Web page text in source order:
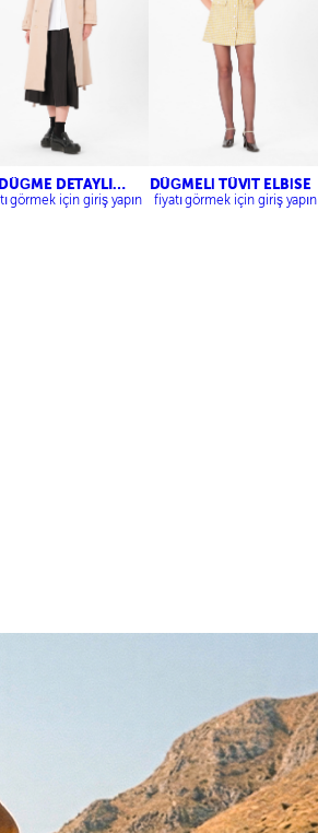
DÜĞME DETAYLI
TRENÇKOT
görmek için giriş yapın
DÜĞMELİ TÜVİT ELBİSE
fiyatı görmek için giriş yapın